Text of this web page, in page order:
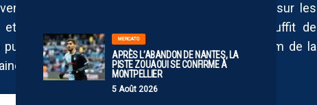
MERCATO
APRÈS L’ABANDON DE NANTES, LA
PISTE ZOUAOUI SE CONFIRME À
MONTPELLIER
5 Août 2026
soutenir les deux joueuses en se rendant sur les
et Instagram de l’Arkema Première Ligue. Il suffit de
annonçant les nommées avec le nom de la
de votre choix.